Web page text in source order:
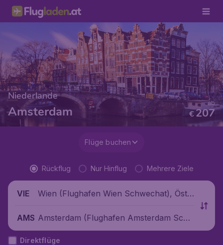
Niederlande
Amsterdam €207
ab
Flüge buchen
Rückflug Nur Hinflug Mehrere Ziele
VIE
Wien (Flughafen Wien Schwechat), Öste
AMS Amsterdam (Flughafen Amsterdam Schi
phol), Niederlande
Direktflüge